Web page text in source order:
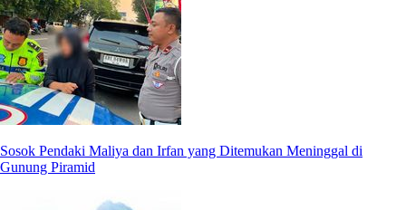
Sosok Pendaki Maliya dan Irfan yang Ditemukan Meninggal di
Gunung Piramid